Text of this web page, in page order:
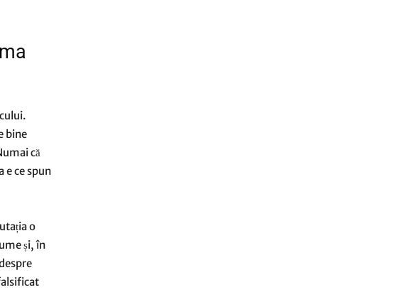
bine
că
e ce spun
o
și, în